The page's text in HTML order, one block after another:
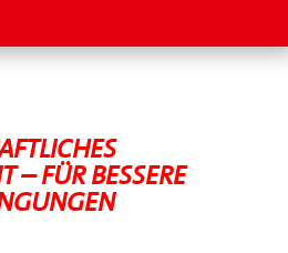
– FÜR BESSERE